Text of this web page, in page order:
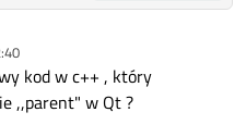
kod w c++ , który
,,parent" w Qt ?